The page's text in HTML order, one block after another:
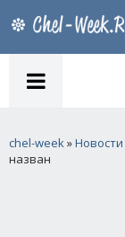
chel-week»Новости
назван